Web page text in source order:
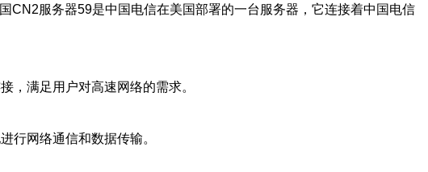
CN2服务器59是中国电信在美国部署的一台服务器，它连接着中国电信
，满足用户对高速网络的需求。
行网络通信和数据传输。